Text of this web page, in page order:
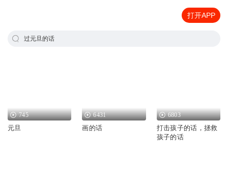
打开APP
过元旦的话
745
元旦
6431
画的话
6803
打击孩子的话，拯救
孩子的话